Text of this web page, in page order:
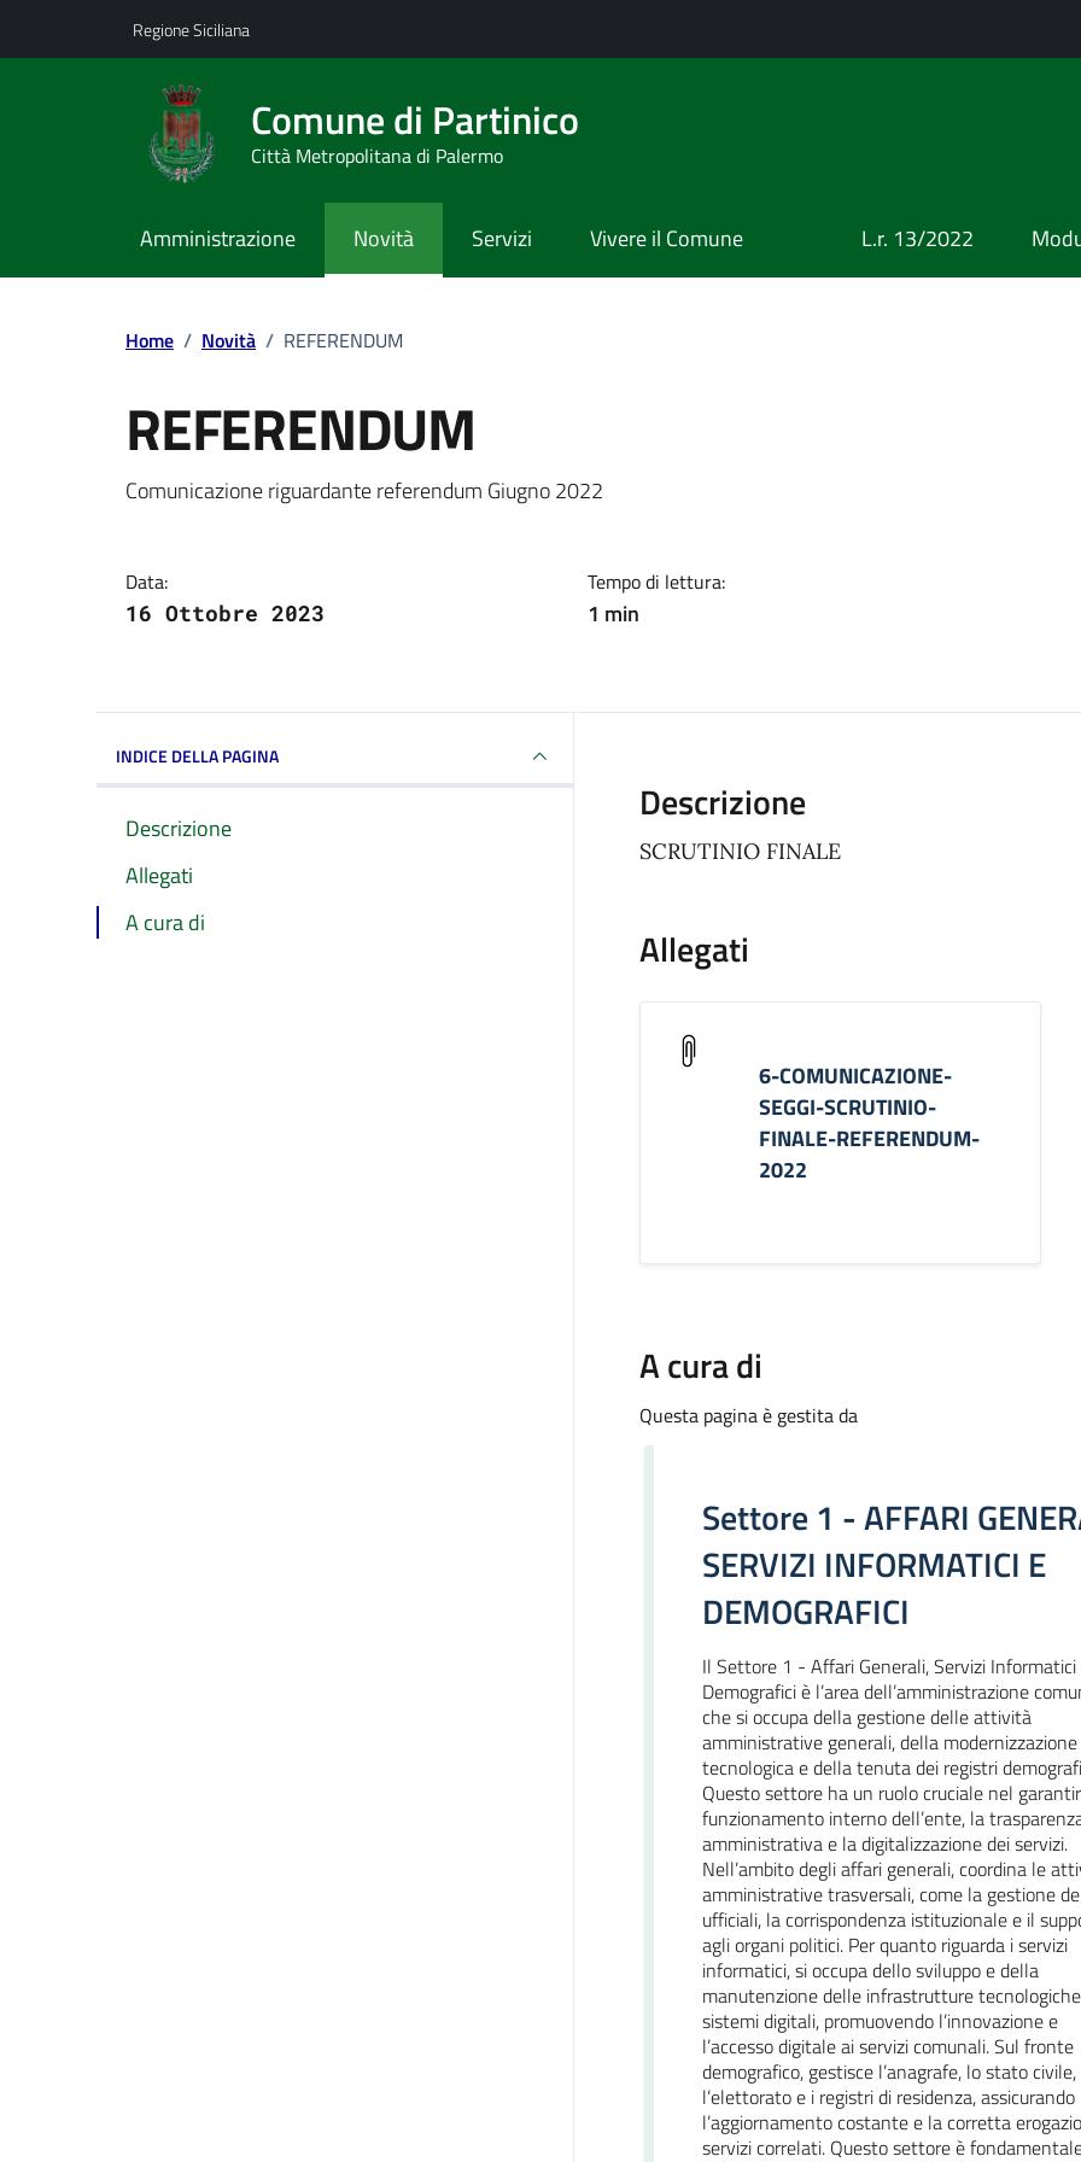
Regione Siciliana
Comune di Partinico
Città Metropolitana di Palermo
Amministrazione Novità Servizi Vivere il Comune L.r. 13/2022
Home / Novità / REFERENDUM
REFERENDUM
Dettagli della notizia
Comunicazione riguardante referendum Giugno 2022
Data:
16 Ottobre 2023
Tempo di lettura:
1 min
INDICE DELLA PAGINA
Descrizione
Allegati
A cura di
Descrizione
SCRUTINIO FINALE
Allegati
6-COMUNICAZIONE-
SEGGI-SCRUTINIO-
FINALE-REFERENDUM-
2022
A cura di
Questa pagina è gestita da
Settore 1 - AFFARI
SERVIZI INFORMATICI E
DEMOGRAFICI
Il Settore 1 - Affari Generali, Servizi Informatici
Demografici è l’area dell’amministrazione
che si occupa della gestione delle attività
amministrative generali, della modernizzazione
tecnologica e della tenuta dei registri
Questo settore ha un ruolo cruciale nel
funzionamento interno dell’ente, la
amministrativa e la digitalizzazione dei servizi.
Nell’ambito degli affari generali, coordina le
amministrative trasversali, come la gestione
ufficiali, la corrispondenza istituzionale e il
agli organi politici. Per quanto riguarda i servizi
informatici, si occupa dello sviluppo e della
manutenzione delle infrastrutture
sistemi digitali, promuovendo l’innovazione e
l’accesso digitale ai servizi comunali. Sul fronte
demografico, gestisce l’anagrafe, lo stato civile,
l’elettorato e i registri di residenza, assicurando
l’aggiornamento costante e la corretta
servizi correlati. Questo settore è